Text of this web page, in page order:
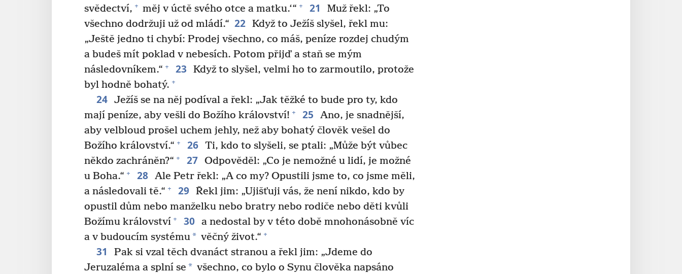
svědectví, + měj v úctě svého otce a matku.‘“ + 21
Muž řekl: „To
všechno dodržuji už od mládí.“ 22 Když to Ježíš slyšel, řekl mu:
„Ještě jedno ti chybí: Prodej všechno, co máš, peníze rozdej chudým
a budeš mít poklad v nebesích. Potom přijď a staň se mým
následovníkem.“ + 23
Když to slyšel, velmi ho to zarmoutilo, protože
byl hodně bohatý. +
24 Ježíš se na něj podíval a řekl: „Jak těžké to bude pro ty, kdo
mají peníze, aby vešli do Božího království! + 25
Ano, je snadnější,
aby velbloud prošel uchem jehly, než aby bohatý člověk vešel do
Božího království.“ + 26 Ti, kdo to slyšeli, se ptali: „Může být vůbec
někdo zachráněn?“ + 27 Odpověděl: „Co je nemožné u lidí, je možné
u Boha.“ + 28 Ale Petr řekl: „A co my? Opustili jsme to, co jsme měli,
a následovali tě.“ + 29 Řekl jim: „Ujišťuji vás, že není nikdo, kdo by
opustil dům nebo manželku nebo bratry nebo rodiče nebo děti kvůli
Božímu království + 30 a nedostal by v této době mnohonásobně víc
a v budoucím systému* věčný život.“ +
31
Pak si vzal těch dvanáct stranou a řekl jim: „Jdeme do
Jeruzaléma a splní se * všechno, co bylo o Synu člověka napsáno